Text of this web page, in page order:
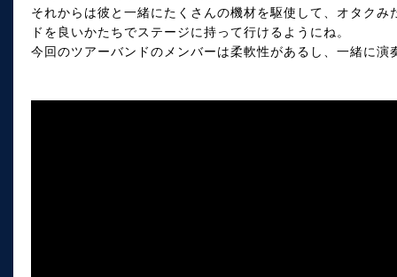
それからは彼と一緒にたくさんの機材を駆使して、オタク
ドを良いかたちでステージに持って行けるようにね。
今回のツアーバンドのメンバーは柔軟性があるし、一緒に演